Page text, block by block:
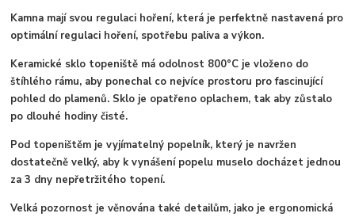
Kamna mají svou regulaci hoření, která je perfektně nastavená pro
optimální regulaci hoření, spotřebu paliva a výkon.
Keramické sklo topeniště má odolnost 800°C je vloženo do
štíhlého rámu, aby ponechal co nejvíce prostoru pro fascinující
pohled do plamenů. Sklo je opatřeno oplachem, tak aby zůstalo
po dlouhé hodiny čisté.
Pod topeništěm je vyjímatelný popelník, který je navržen
dostatečně velký, aby k vynášení popelu muselo docházet jednou
za 3 dny nepřetržitého topení.
Velká pozornost je věnována také detailům, jako je ergonomická